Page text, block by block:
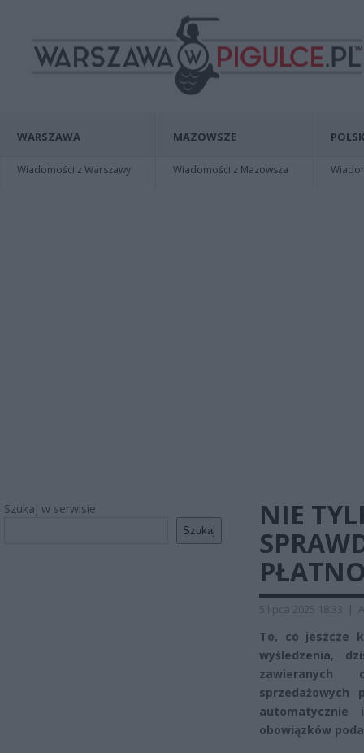
WARSZAWA
Wiadomości z Warszawy
MAZOWSZE
Wiadomości z Mazowsza
Szukaj w serwisie
Szukaj
NIE
5 lipca 2025 18:33 |
To, co jeszcze
wyśledzenia,
zawieranych
sprzedażowych
automatycznie
obowiązków